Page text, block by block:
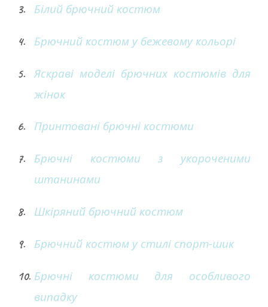
Білий брючний костюм
Брючний костюм у бежевому кольорі
Яскраві моделі брючних костюмів для
жінок
Принтовані брючні костюми
Брючні костюми з укороченими
штанинами
Шкіряний брючний костюм
Брючний костюм у стилі спорт-шик
Брючні костюми для особливого
випадку